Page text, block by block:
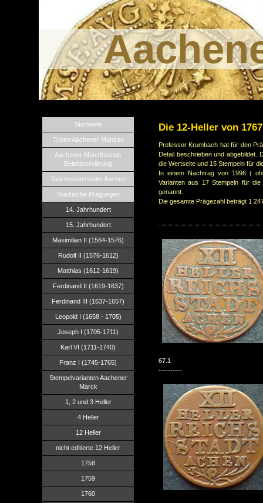
Startseite
Typen Aachener Münzen
Aachener Münzfreunde
Beitrittserklärung
Reichsmünzstätte Aachen
Städtische Prägungen
14. Jahrhundert
15. Jahrhundert
Maximilian II (1564-1576)
Rudolf II (1576-1612)
Matthias (1612-1619)
Ferdinand II (1619-1637)
Ferdinand III (1637-1657)
Leopold I (1658 - 1705)
Joseph I (1705-1711)
Karl VI (1711-1740)
Franz I (1745-1765)
Stempelvarianten Aachener
Marck
1, 2 und 3 Heller
4 Heller
12 Heller
nicht editierte 12 Heller
1758
1759
1760
Die 12-Heller von 1767
Professor Krumbach hat für den
Detail beschrieben und abgebildet.
die Wertseite und 15 Stempeln für
In einem Nachtrag von 1996 (
Varianten aus 17 Stempeln für
genannt.
Die gesamte Prägezahl beträgt 1
67.1
----------